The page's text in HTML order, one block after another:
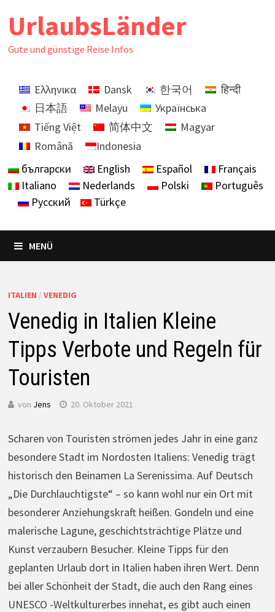
UrlaubsLänder
Gute und günstige Reise Infos
Ελληνικα Dansk 한국어
हिन्दी
日本語
Melayu
Українська
Tiếng Việt
简体中文
Magyar
Română
Indonesia
български
English Español
Français
Italiano
Nederlands Polski
Português
Русский
Türkçe
MENÜ
ITALIEN / VENEDIG
Venedig in Italien Kleine
Tipps Verbote und Regeln für
Touristen
von Jens 20. Oktober 2021
Scharen von Touristen strömen jedes Jahr in eine ganz
besondere Stadt im Nordosten Italiens: Venedig trägt
historisch den Beinamen La Serenissima. Auf Deutsch
„Die Durchlauchtigste“ – so kann wohl nur ein Ort mit
besonderer Anziehungskraft heißen. Gondeln und eine
malerische Lagune, geschichtsträchtige Plätze und
Kunst verzaubern Besucher. Kleine Tipps für den
geplanten Urlaub dort in Italien haben ihren Wert. Denn
bei aller Schönheit der Stadt, die auch den Rang eines
UNESCO -Weltkulturerbes innehat, es gibt auch einen